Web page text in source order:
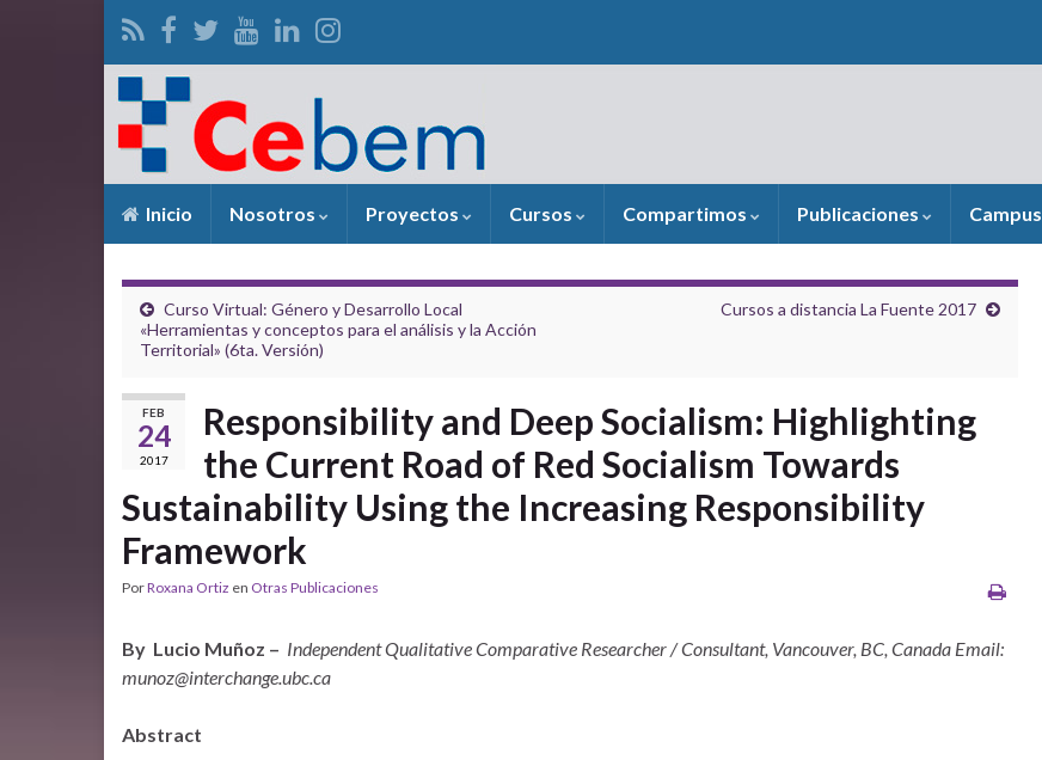
Inicio Nosotros Proyectos Cursos Compartimos Publicaciones Campus
Curso Virtual: Género y Desarrollo Local
«Herramientas y conceptos para el análisis y la Acción
Territorial» (6ta. Versión)
Cursos a distancia La Fuente 2017
FEB
24
2017
Responsibility and Deep Socialism: Highlighting
the Current Road of Red Socialism Towards
Sustainability Using the Increasing Responsibility
Framework
PorRoxana Ortiz en Otras Publicaciones
By Lucio Muñoz – Independent Qualitative Comparative Researcher / Consultant, Vancouver, BC, Canada Email:
munoz@interchange.ubc.ca
Abstract